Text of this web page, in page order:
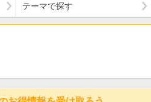
テーマで探す